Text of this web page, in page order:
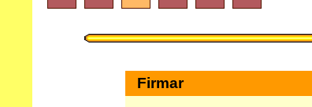
Firmar